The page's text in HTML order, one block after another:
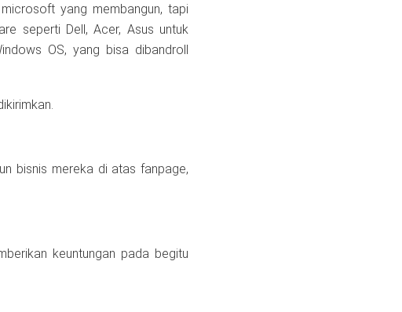
yang membangun, tapi
seperti Dell, Acer, Asus untuk
OS, yang bisa dibandroll
bisnis mereka di atas fanpage,
keuntungan pada begitu